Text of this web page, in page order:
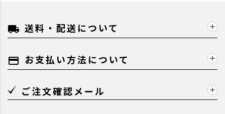
local_shipping 送料・配送について
payment お支払い方法について
ご注文確認メール